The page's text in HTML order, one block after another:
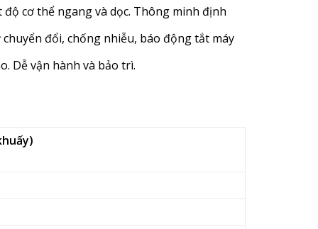
cơ thể ngang và dọc. Thông minh định
đổi, chống nhiễu, báo động tắt máy
Dễ vận hành và bảo trì.